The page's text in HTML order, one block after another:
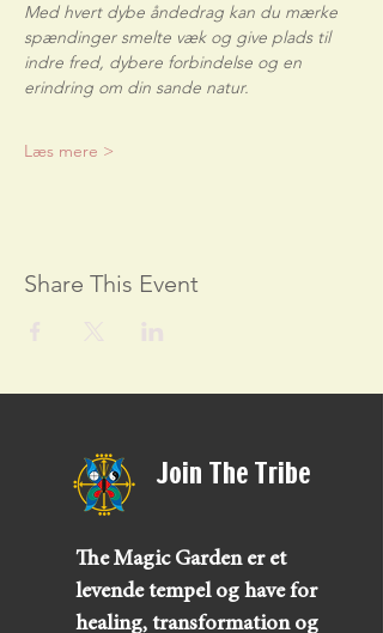
Med hvert dybe åndedrag kan du mærke
spændinger smelte væk og give plads til
indre fred, dybere forbindelse og en
erindring om din sande natur.
Læs mere >
Share This Event
Join The Tribe
The Magic Garden er et
levende tempel og have for
healing, transformation og